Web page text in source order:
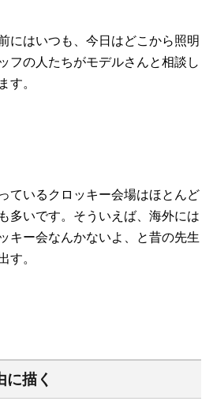
にはいつも、今日はどこから照明
フの人たちがモデルさんと相談し
す。
ているクロッキー会場はほとんど
多いです。そういえば、海外には
キー会なんかないよ、と昔の先生
す。
に描く